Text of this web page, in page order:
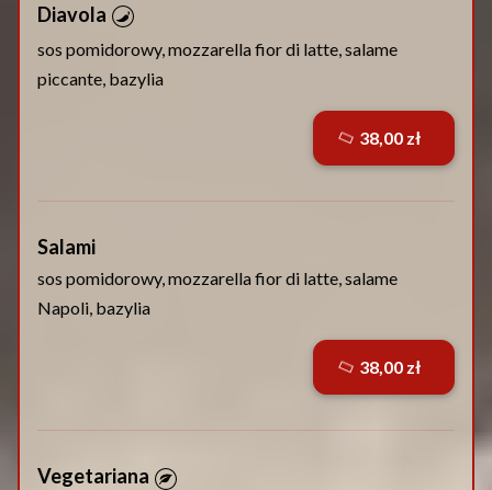
Diavola
sos pomidorowy, mozzarella fior di latte, salame
piccante, bazylia
Salami
sos pomidorowy, mozzarella fior di latte, salame
Napoli, bazylia
Vegetariana